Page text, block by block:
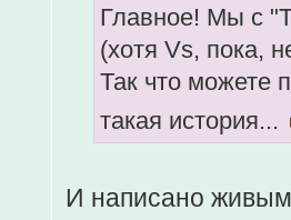
Главное! Мы с
(хотя Vs, пока,
Так что можете
такая история...
И написано